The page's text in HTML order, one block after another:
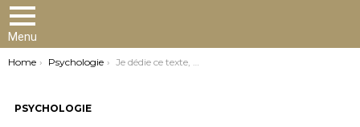
Menu
You are here:
Home Psychologie Je dédie ce texte, À vous, qui m’avez tant appris, mes élèves, mes protégés, mon espoir pour demain
PSYCHOLOGIE